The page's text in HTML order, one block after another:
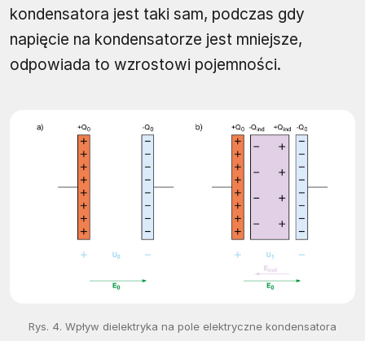
kondensatora jest taki sam, podczas gdy
napięcie na kondensatorze jest mniejsze,
odpowiada to wzrostowi pojemności.
Rys. 4. Wpływ dielektryka na pole elektryczne kondensatora